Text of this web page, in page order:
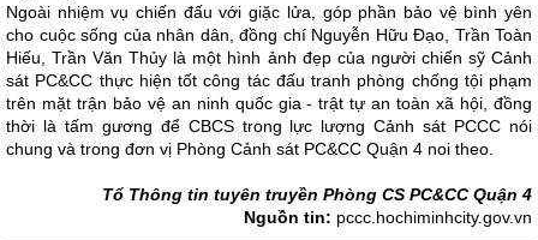
Ngoài nhiệm vụ chiến đấu với giặc lửa, góp phần bảo vệ bình yên
cho cuộc sống của nhân dân, đồng chí Nguyễn Hữu Đạo, Trần Toàn
Hiếu, Trần Văn Thủy là một hình ảnh đẹp của người chiến sỹ Cảnh
sát PC&CC thực hiện tốt công tác đấu tranh phòng chống tội phạm
trên mặt trận bảo vệ an ninh quốc gia - trật tự an toàn xã hội, đồng
thời là tấm gương để CBCS trong lực lượng Cảnh sát PCCC nói
chung và trong đơn vị Phòng Cảnh sát PC&CC Quận 4 noi theo.
Tổ Thông tin tuyên truyền Phòng CS PC&CC Quận 4
Nguồn tin: pccc.hochiminhcity.gov.vn